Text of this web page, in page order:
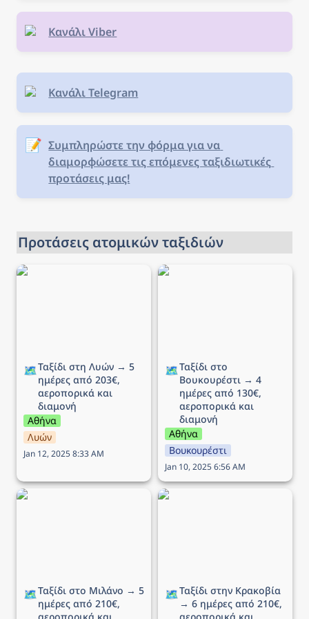
Κανάλι Viber
Κανάλι Telegram
📝 Συμπληρώστε την φόρμα για να
διαμορφώσετε τις επόμενες ταξιδιωτικές
προτάσεις μας!
Προτάσεις ατομικών ταξιδιών
Ταξίδι στη Λυών → 5
🗺️Ταξίδι στη Λυών → 5
ημέρες από 203€,
αεροπορικά και
διαμονή
Αθήνα
Λυών
Jan 12, 2025 8:33 AM
Ταξίδι στο Βουκουρέστι
🗺️Ταξίδι στο
Βουκουρέστι → 4
ημέρες από 130€,
αεροπορικά και
διαμονή
Αθήνα
Βουκουρέστι
Jan 10, 2025 6:56 AM
Ταξίδι στο Μιλάνο → 5
🗺️Ταξίδι στο Μιλάνο → 5
ημέρες από 210€,
Ταξίδι στην Κρακοβία →
🗺️Ταξίδι στην Κρακοβία
→ 6 ημέρες από 210€,